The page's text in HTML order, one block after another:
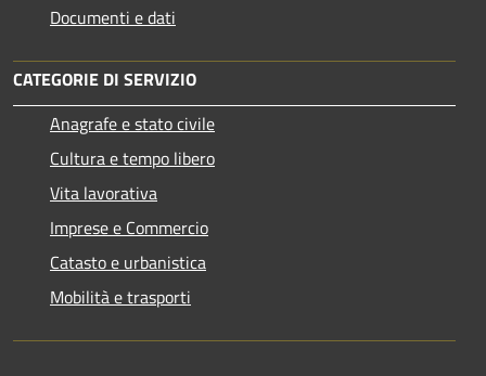
Documenti e dati
CATEGORIE DI SERVIZIO
Anagrafe e stato civile
Cultura e tempo libero
Vita lavorativa
Imprese e Commercio
Catasto e urbanistica
Mobilità e trasporti